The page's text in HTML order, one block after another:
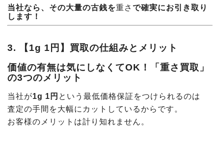
当社なら、その大量の古銭を重さ で確実にお引き取り
します！
3. 【1g 1円】買取の仕組みとメリット
価値の有無は気にしなくてOK！「重さ買取」
の3つのメリット
当社が1g 1円 という最低価格保証をつけられるのは
査定の手間を大幅にカットしているからです。
お客様のメリットは計り知れません。